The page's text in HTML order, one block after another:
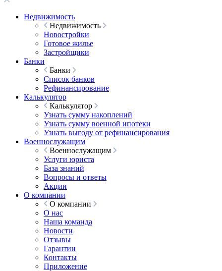
Недвижимость
Недвижимость
Новостройки
Готовое жилье
Застройщики
Банки
Банки
Список банков
Рефинансирование
Калькулятор
Калькулятор
Узнать сумму накоплений
Узнать сумму военной ипотеки
Узнать выгоду от рефинансирования
Военнослужащим
Военнослужащим
Услуги юриста
База знаний
Вопросы и ответы
Акции
О компании
О компании
О нас
Наша команда
Новости
Отзывы
Гарантии
Контакты
Приложение